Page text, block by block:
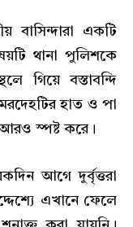
বাসিন্দারা একটি
থানা পুলিশকে
গিয়ে বস্তাবন্দি
হাত ও পা
আরও স্পষ্ট করে।
আগে দুর্বৃত্তরা
এখানে ফেলে